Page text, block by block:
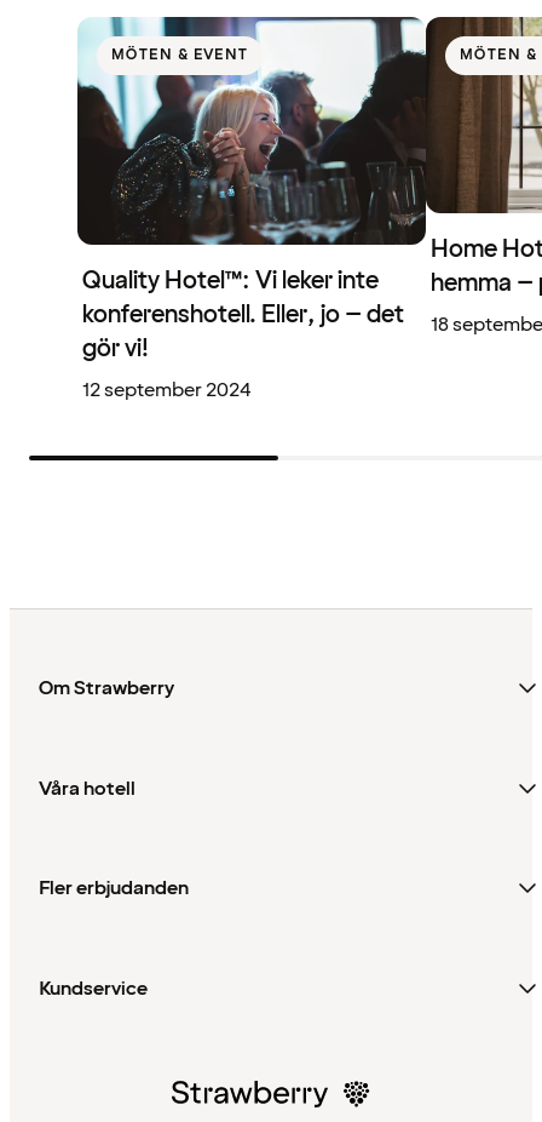
MÖTEN & EVENT
Quality Hotel™: Vi leker inte
konferenshotell. Eller, jo – det
gör vi!
12 september 2024
MÖTEN &
Home
hemma –
18
Om Strawberry
Våra hotell
Fler erbjudanden
Kundservice